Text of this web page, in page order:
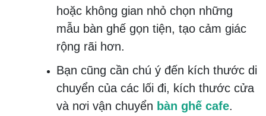
hoặc không gian nhỏ chọn những
mẫu bàn ghế gọn tiện, tạo cảm giác
rộng rãi hơn.
Bạn cũng cần chú ý đến kích thước di
chuyển của các lối đi, kích thước cửa
và nơi vận chuyển bàn ghế cafe.